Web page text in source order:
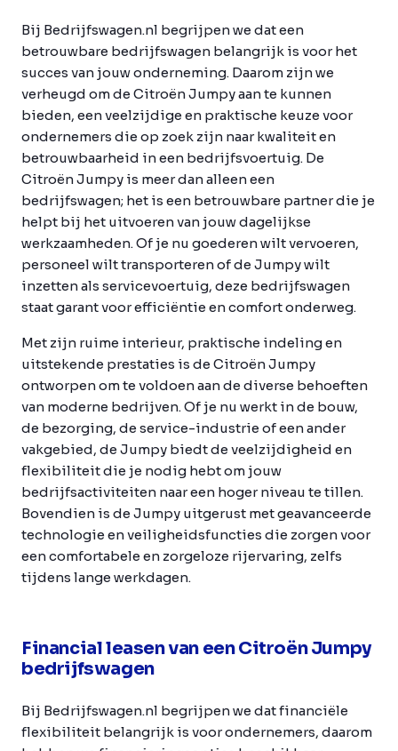
Bij Bedrijfswagen.nl begrijpen we dat een
betrouwbare bedrijfswagen belangrijk is voor het
succes van jouw onderneming. Daarom zijn we
verheugd om de Citroën Jumpy aan te kunnen
bieden, een veelzijdige en praktische keuze voor
ondernemers die op zoek zijn naar kwaliteit en
betrouwbaarheid in een bedrijfsvoertuig. De
Citroën Jumpy is meer dan alleen een
bedrijfswagen; het is een betrouwbare partner die je
helpt bij het uitvoeren van jouw dagelijkse
werkzaamheden. Of je nu goederen wilt vervoeren,
personeel wilt transporteren of de Jumpy wilt
inzetten als servicevoertuig, deze bedrijfswagen
staat garant voor efficiëntie en comfort onderweg.
Met zijn ruime interieur, praktische indeling en
uitstekende prestaties is de Citroën Jumpy
ontworpen om te voldoen aan de diverse behoeften
van moderne bedrijven. Of je nu werkt in de bouw,
de bezorging, de service-industrie of een ander
vakgebied, de Jumpy biedt de veelzijdigheid en
flexibiliteit die je nodig hebt om jouw
bedrijfsactiviteiten naar een hoger niveau te tillen.
Bovendien is de Jumpy uitgerust met geavanceerde
technologie en veiligheidsfuncties die zorgen voor
een comfortabele en zorgeloze rijervaring, zelfs
tijdens lange werkdagen.
Financial leasen van een Citroën Jumpy
bedrijfswagen
Bij Bedrijfswagen.nl begrijpen we dat financiële
flexibiliteit belangrijk is voor ondernemers, daarom